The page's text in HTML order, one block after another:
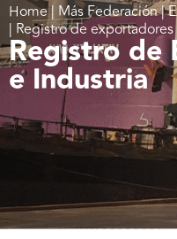
Home | Más Federación |
| Registro de
Registro de
e Industria